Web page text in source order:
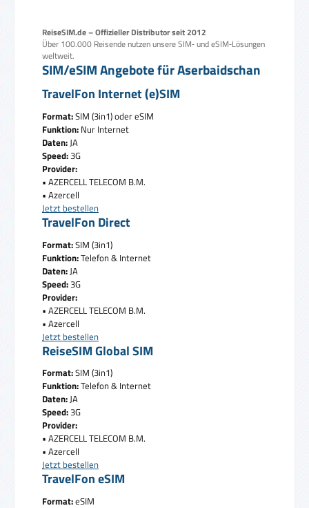
ReiseSIM.de – Offizieller Distributor seit 2012
Über 100.000 Reisende nutzen unsere SIM‑ und eSIM‑Lösungen
weltweit.
SIM/eSIM Angebote für Aserbaidschan
TravelFon Internet (e)SIM
Format:SIM (3in1) oder eSIM
Funktion: Nur Internet
Daten: JA
Speed:3G
Provider:
• AZERCELL TELECOM B.M.
• Azercell
Jetzt bestellen
TravelFon Direct
Format:SIM (3in1)
Funktion:Telefon & Internet
Daten: JA
Speed:3G
Provider:
• AZERCELL TELECOM B.M.
• Azercell
Jetzt bestellen
ReiseSIM Global SIM
Format:SIM (3in1)
Funktion:Telefon & Internet
Daten:JA
Speed:3G
Provider:
• AZERCELL TELECOM B.M.
• Azercell
Jetzt bestellen
TravelFon eSIM
Format:eSIM